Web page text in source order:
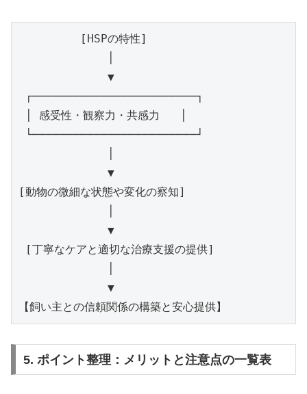
         [HSPの特性]
             ▼
┌────────────────────────┐
│ 感受性・観察力・共感力   │
└────────────────────────┘
             ▼
[動物の微細な状態や変化の察知]
             ▼
[丁寧なケアと適切な治療支援の提供]
             ▼
5. ポイント整理：メリットと注意点の一覧表